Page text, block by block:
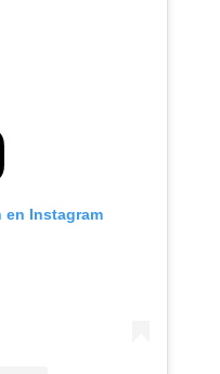
en Instagram